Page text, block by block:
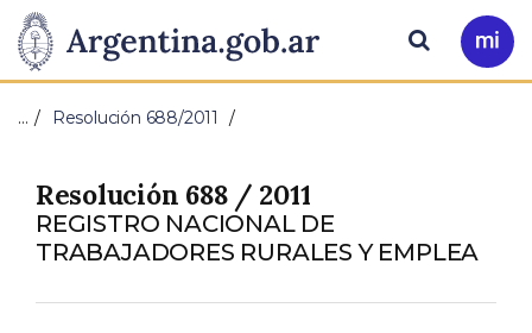
Presidencia
de
Nación
Pasar al contenido principal
Ir
a
Buscar
… Resolución 688/2011
Resolución 688 / 2011
REGISTRO NACIONAL DE
TRABAJADORES RURALES Y EMPLEA